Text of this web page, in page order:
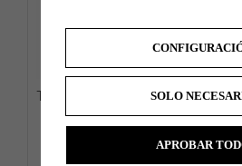
Titleist PRO V1x High Numbers
- White
SOLO
APROBAR